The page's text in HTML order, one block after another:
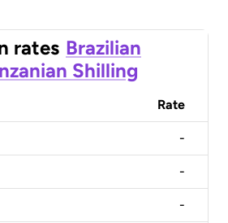
rates Brazilian
Shilling
Rate
-
-
-